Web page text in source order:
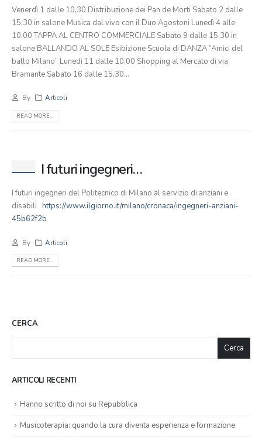
Venerdì 1 dalle 10,30 Distribuzione dei Pan de Morti Sabato 2 dalle
15,30 in salone Musica dal vivo con il Duo Agostoni Lunedì 4 alle
10.00 TAPPA AL CENTRO COMMERCIALE Sabato 9 dalle 15,30 in
salone BALLANDO AL SOLE Esibizione Scuola di DANZA “Amici del
ballo Milano” Lunedì 11 dalle 10.00 Shopping al Mercato di via
Bramante Sabato 16 dalle 15,30...
By Articoli
READ MORE...
I futuri ingegneri…
I futuri ingegneri del Politecnico di Milano al servizio di anziani e
disabili https://www.ilgiorno.it/milano/cronaca/ingegneri-anziani-
45b62f2b
By Articoli
READ MORE...
CERCA
Cerca
ARTICOLI RECENTI
Hanno scritto di noi su Repubblica
Musicoterapia: quando la cura diventa esperienza e formazione